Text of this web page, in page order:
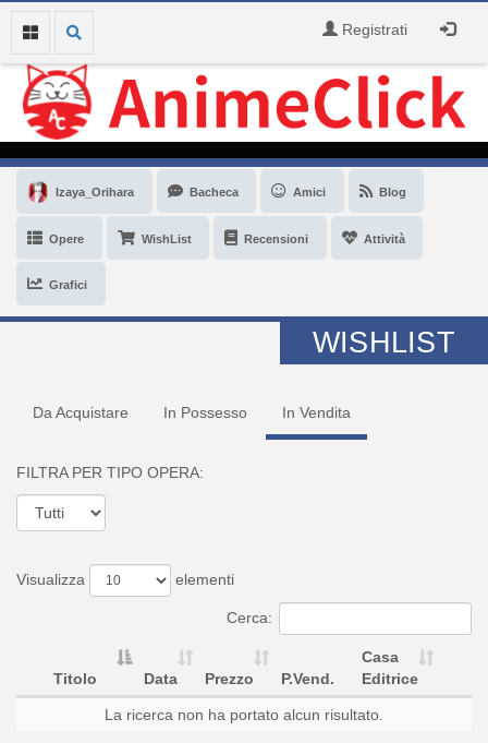
Registrati
Izaya_Orihara Bacheca Amici Blog
Opere WishList Recensioni Attività
Grafici
WISHLIST
Da Acquistare In Possesso In Vendita
FILTRA PER TIPO OPERA:
Visualizza elementi
Cerca:
Titolo Data Prezzo P.Vend.
Casa
Editrice
La ricerca non ha portato alcun risultato.